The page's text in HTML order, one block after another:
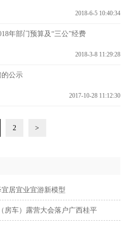
2018-6-5 10:40:34
年部门预算及“三公”经费
2018-3-8 11:29:28
的公示
2017-10-28 11:12:30
2 >
居宜业宜游新模型
房车）露营大会落户广西桂平